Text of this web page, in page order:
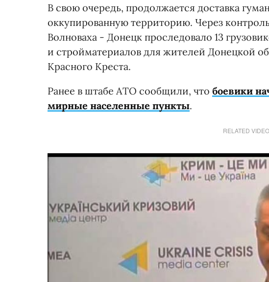
В свою очередь, продолжается доставка
оккупированную территорию. Через
Волноваха - Донецк проследовало 13
и стройматериалов для жителей Донецкой
Красного Креста.
Ранее в штабе АТО сообщили, что боевики
мирные населенные пункты.
RELATED VIDEO